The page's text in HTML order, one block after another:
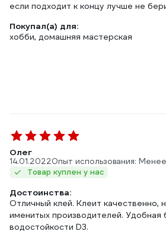
если подходит к концу лучше не
Покупал(а) для:
хобби, домашняя мастерская
Олег
14.01.2022Опыт использования:
Товар куплен у нас
Достоинства:
Отличный клей. Клеит качественно,
именитых производителей. Удобная
водостойкости D3.